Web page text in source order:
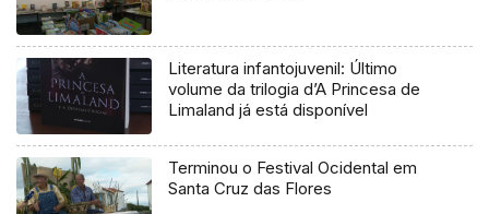
Literatura infantojuvenil: Último
volume da trilogia d’A Princesa de
Limaland já está disponível
Terminou o Festival Ocidental em
Santa Cruz das Flores